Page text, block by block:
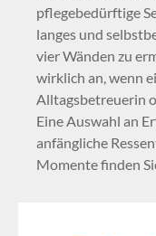
pflegebedürftige
langes und
vier Wänden zu
wirklich an, wenn
Alltagsbetreuerin
Eine Auswahl an
anfängliche
Momente finden